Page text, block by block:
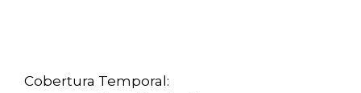
Cobertura Temporal: